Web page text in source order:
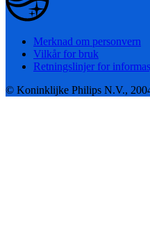
Merknad om personvern
Vilkår for bruk
Retningslinjer for
© Koninklijke Philips N.V.,